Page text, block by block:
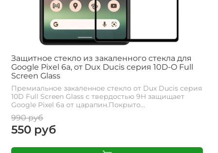
Защитное стекло из закаленного стекла для
Google Pixel 6a, от Dux Ducis серия 10D-O Full
Screen Glass
Премиальное закаленное стекло от Dux Ducis серия
10D Full Screen Glass с твердостью 9H защищает
Google Pixel 6a от царапин.Покрыто...
990 руб
550 руб